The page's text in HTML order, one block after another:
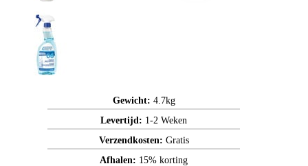
Gewicht: 4.7kg
Levertijd: 1-2 Weken
Verzendkosten: Gratis
Afhalen: 15% korting